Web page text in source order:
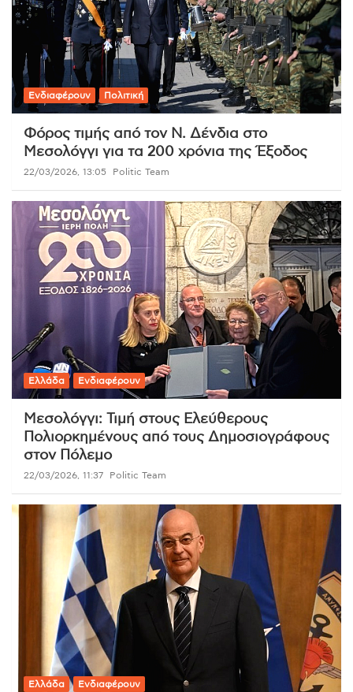
Ενδιαφέρουν Πολιτική
Φόρος τιμής από τον Ν. Δένδια στο
Μεσολόγγι για τα 200 χρόνια της Έξοδος
22/03/2026, 13:05 Politic Team
Ελλάδα Ενδιαφέρουν
Μεσολόγγι: Τιμή στους Ελεύθερους
Πολιορκημένους από τους Δημοσιογράφους
στον Πόλεμο
22/03/2026, 11:37 Politic Team
Ελλάδα Ενδιαφέρουν